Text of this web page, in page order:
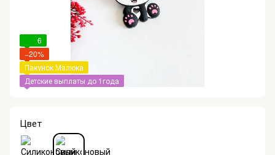
6
−20%
Пакунок Малюка
Детские выплаты до 1года
Цвет